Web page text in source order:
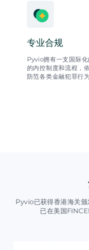
专业合规
Pyvio拥有一支国际
的内控制度和流程，
防范各类金融犯罪行为
Pyvio已获得香港海关
已在美国